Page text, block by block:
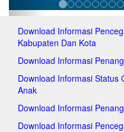
Download Informasi
Kabupaten Dan Kota
Download Informasi
Download Informasi Status
Anak
Download Informasi
Download Informasi